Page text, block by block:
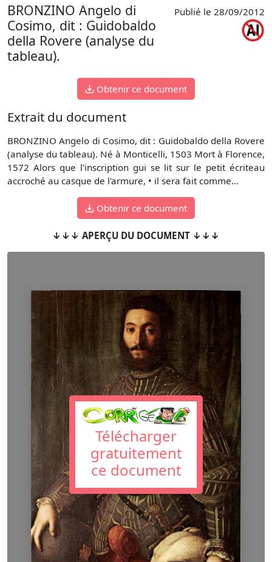
BRONZINO Angelo di
Cosimo, dit : Guidobaldo
della Rovere (analyse du
tableau).
Publié le 28/09/2012
Obtenir ce document
Extrait du document
BRONZINO Angelo di Cosimo, dit : Guidobaldo della Rovere
(analyse du tableau). Né à Monticelli, 1503 Mort à Florence,
1572 Alors que l'inscription gui se lit sur le petit écriteau
accroché au casque de l'armure, • il sera fait comme...
Obtenir ce document
↓↓↓ APERÇU DU DOCUMENT ↓↓↓
Télécharger
gratuitement
ce document